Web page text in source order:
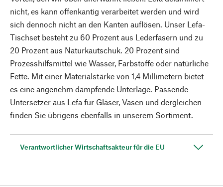
nicht, es kann offenkantig verarbeitet werden und wird
sich dennoch nicht an den Kanten auflösen. Unser Lefa-
Tischset besteht zu 60 Prozent aus Lederfasern und zu
20 Prozent aus Naturkautschuk. 20 Prozent sind
Prozesshilfsmittel wie Wasser, Farbstoffe oder natürliche
Fette. Mit einer Materialstärke von 1,4 Millimetern bietet
es eine angenehm dämpfende Unterlage. Passende
Untersetzer aus Lefa für Gläser, Vasen und dergleichen
finden Sie übrigens ebenfalls in unserem Sortiment.
Verantwortlicher Wirtschaftsakteur für die EU